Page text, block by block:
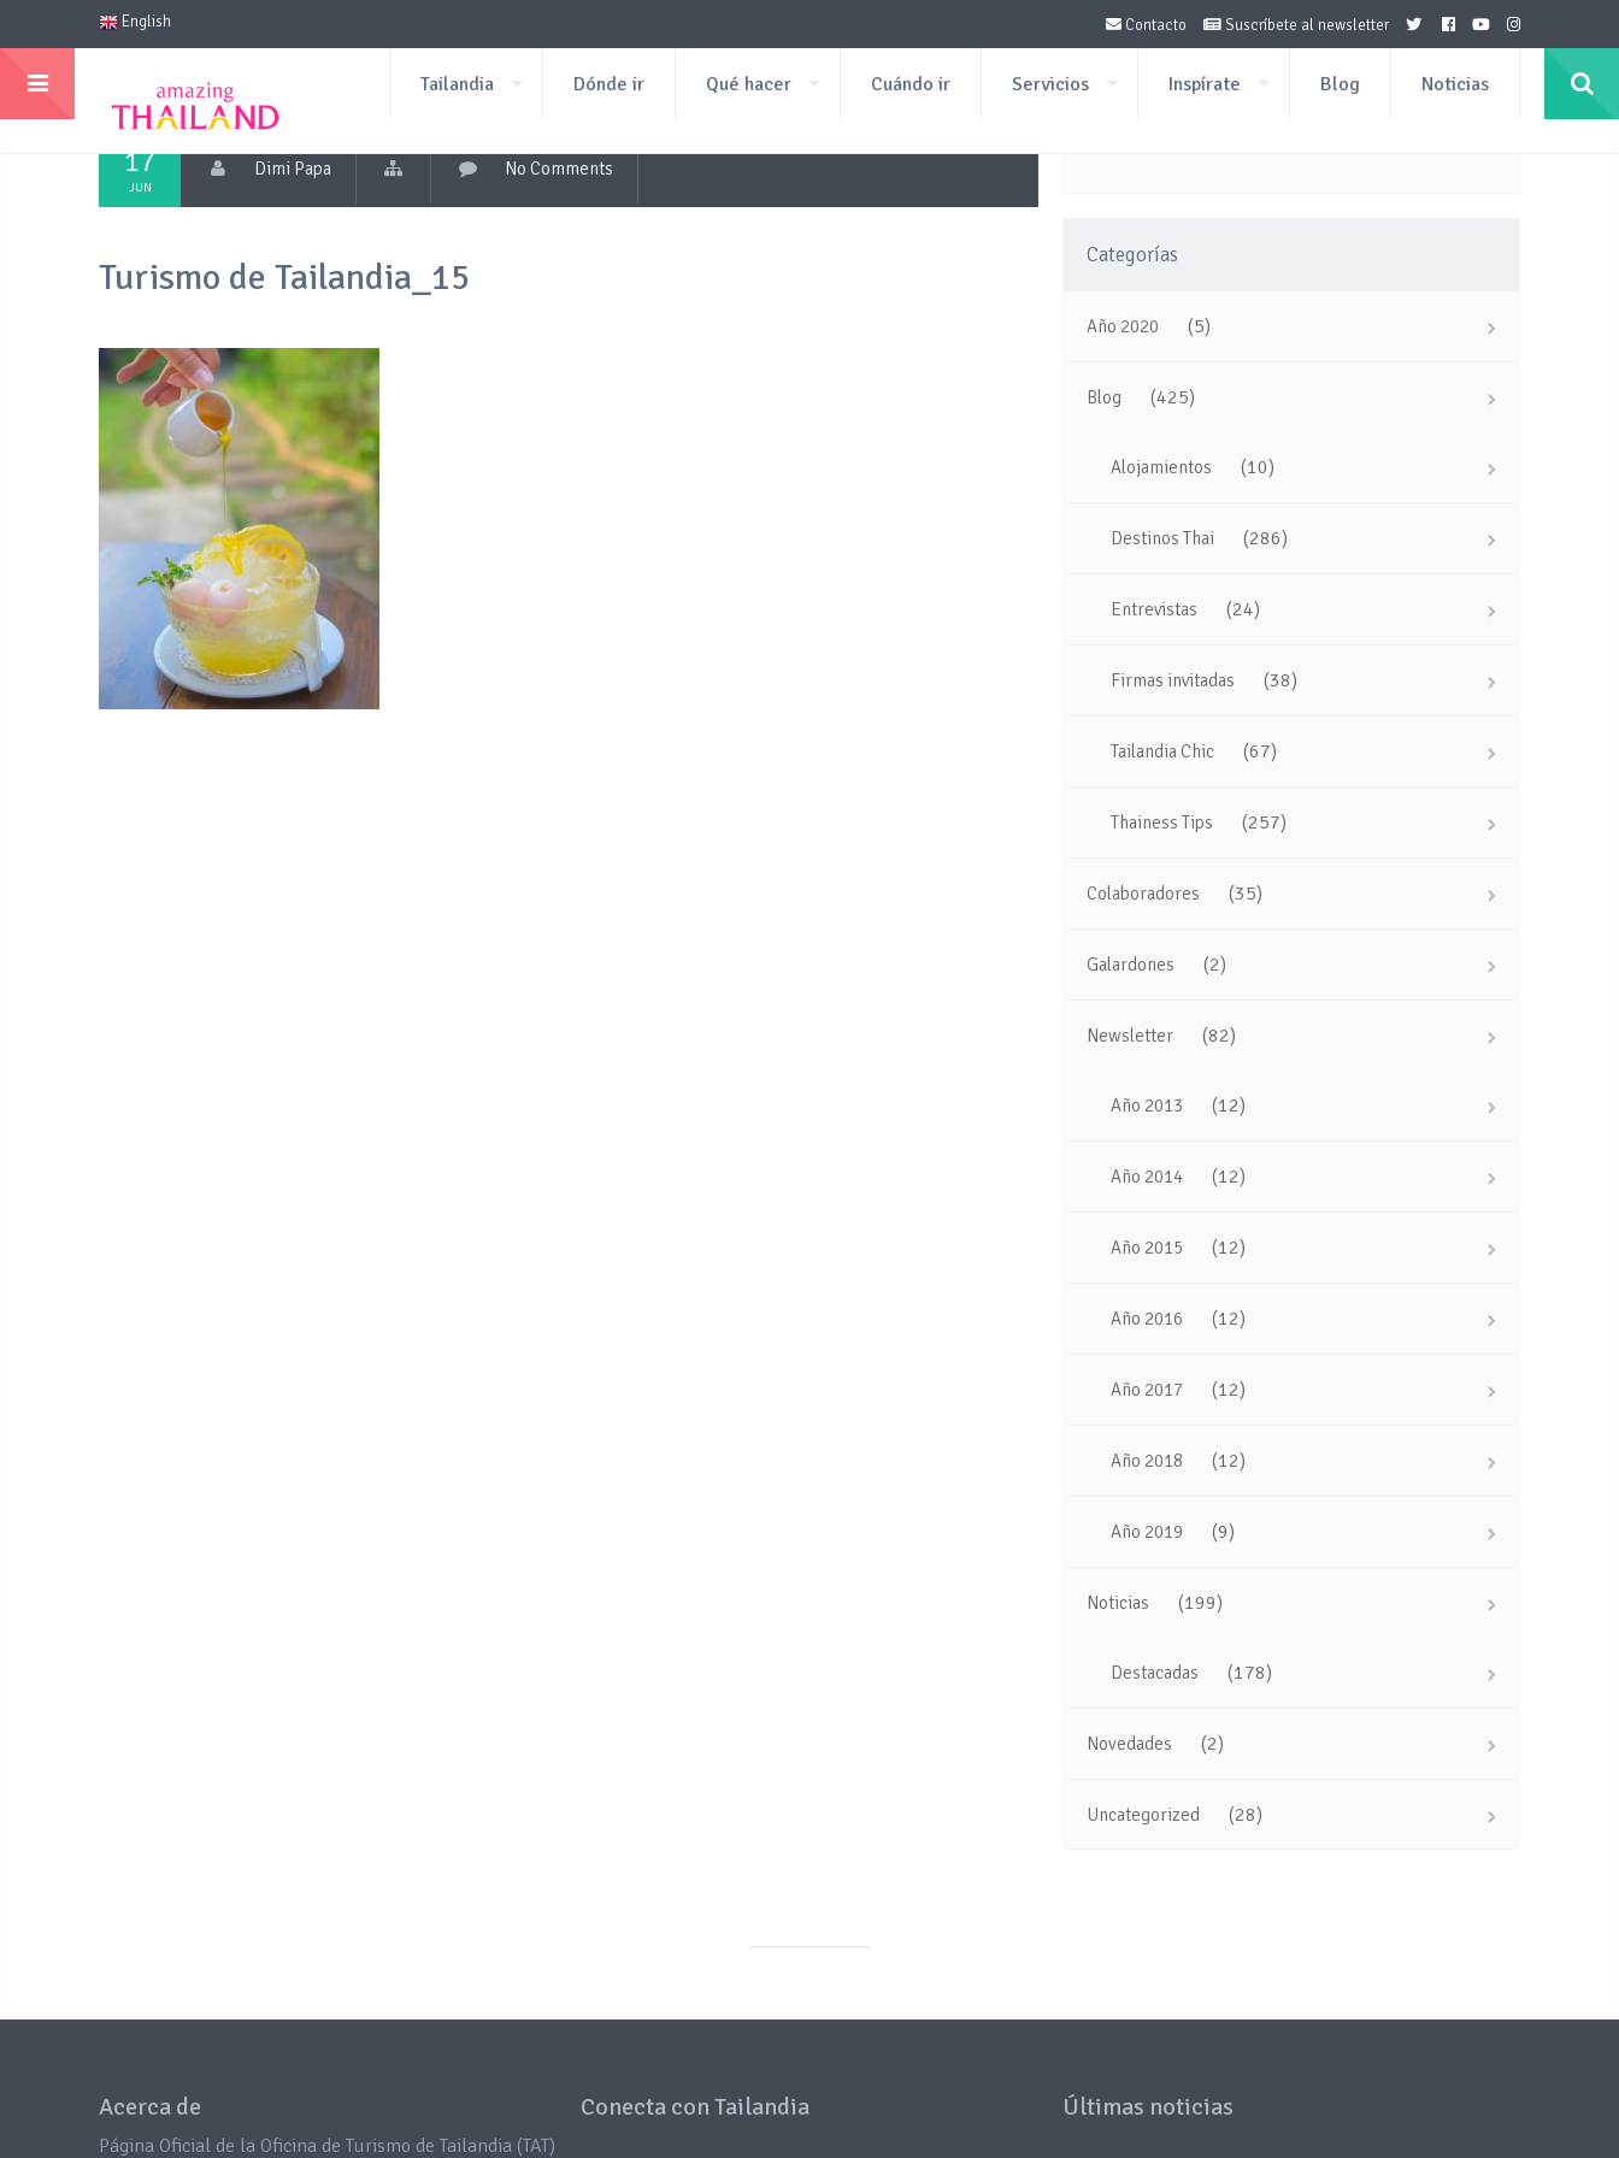
English Contacto Suscríbete al newsletter
Tailandia Dónde ir Qué hacer Cuándo ir Servicios Inspírate Blog Noticias
17
JUN
Dimi Papa No Comments
Turismo de Tailandia_15
Categorías
Año 2020 (5)
Blog (425)
Alojamientos (10)
Destinos Thai (286)
Entrevistas (24)
Firmas invitadas (38)
Tailandia Chic (67)
Thainess Tips (257)
Colaboradores (35)
Galardones (2)
Newsletter (82)
Año 2013 (12)
Año 2014 (12)
Año 2015 (12)
Año 2016 (12)
Año 2017 (12)
Año 2018 (12)
Año 2019 (9)
Noticias (199)
Destacadas (178)
Novedades (2)
Uncategorized (28)
Acerca de
Página Oficial de la Oficina de Turismo de Tailandia (TAT)
Conecta con Tailandia Últimas noticias